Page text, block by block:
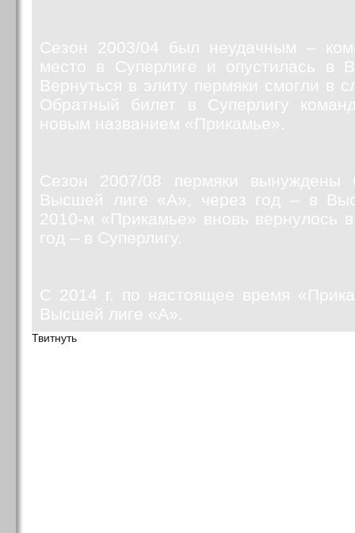
Сезон 2003/04 был неудачным –
место в Суперлиге и опустилась в
Вернуться в элиту пермяки смогли в
Обратный билет в Суперлигу
новым названием «Прикамье».
Сезон 2007/08 пермяки вынуждены
Высшей лиге «А», через год – в
2010-м «Прикамье» вновь вернулось
год – в Суперлигу.
С 2014 г. по настоящее время
Высшей лиге «А».
Твитнуть